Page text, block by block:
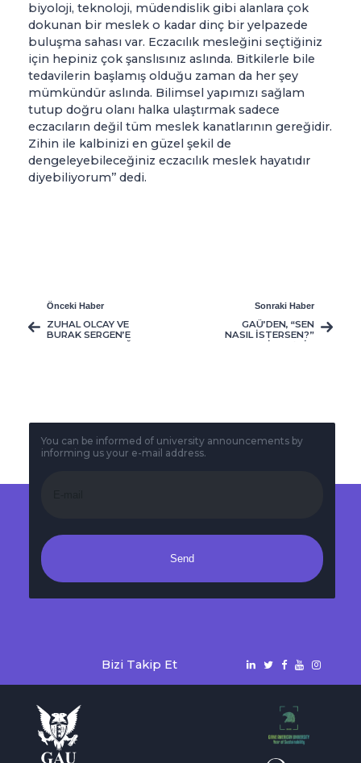
biyoloji, teknoloji, müdendislik gibi alanlara çok
dokunan bir meslek o kadar dinç bir yelpazede
buluşma sahası var. Eczacılık mesleğini seçtiğiniz
için hepiniz çok şanslısınız aslında. Bitkilerle bile
tedavilerin başlamış olduğu zaman da her şey
mümkündür aslında. Bilimsel yapımızı sağlam
tutup doğru olanı halka ulaştırmak sadece
eczacıların değil tüm meslek kanatlarının gereğidir.
Zihin ile kalbinizi en güzel şekil de
dengeleyebileceğiniz eczacılık meslek hayatıdır
diyebiliyorum’’ dedi.
Önceki Haber
ZUHAL OLCAY VE
BURAK SERGEN’E
KIBRIS HALKI YOĞUN
Sonraki Haber
GAÜ’DEN, “SEN
NASIL İSTERSEN?”
You can be informed of university announcements by
informing us your e-mail address.
Send
Bizi Takip Et